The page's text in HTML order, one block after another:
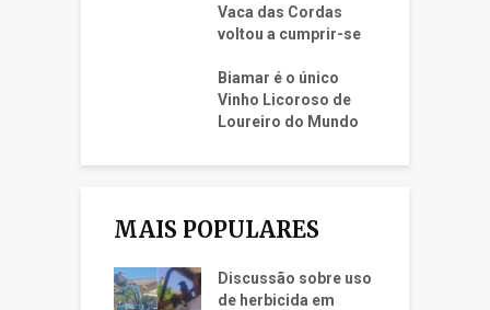
Vaca das Cordas
voltou a cumprir-se
Biamar é o único
Vinho Licoroso de
Loureiro do Mundo
MAIS POPULARES
Discussão sobre uso
de herbicida em